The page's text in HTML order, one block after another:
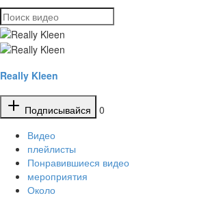
Really Kleen
Подписывайся
0
Видео
плейлисты
Понравившиеся видео
мероприятия
Около